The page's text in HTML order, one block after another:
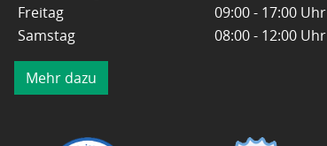
Freitag
09:00 - 17:00 Uhr
Samstag
08:00 - 12:00 Uhr
Mehr dazu